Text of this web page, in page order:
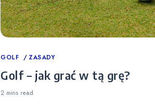
Categories
GOLF ZASADY
Golf – jak grać w tą grę?
2 mins read